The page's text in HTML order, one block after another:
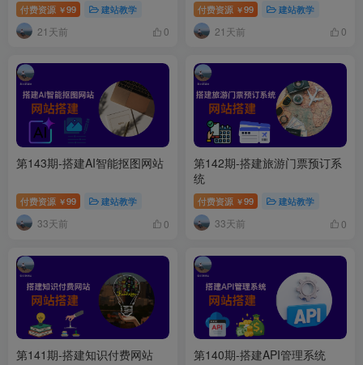
付费资源 ￥99 建站教学
21天前 0
付费资源 ￥99 建站教学
21天前 0
第143期-搭建AI智能抠图网站
付费资源 ￥99 建站教学
33天前 0
第142期-搭建旅游门票预订系
统
付费资源 ￥99 建站教学
33天前 0
第141期-搭建知识付费网站 第140期-搭建API管理系统